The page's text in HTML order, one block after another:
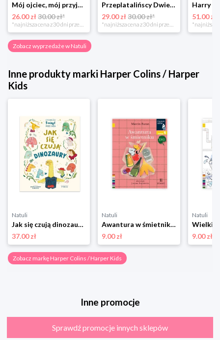
Mój ojciec, mój przyjaciel Element
26.00 zł30.00 zł*
*najniższa cena z 30 dni przed obniżką
Przeplatalińscy Dwie siostry
29.00 zł 30.00 zł*
*najniższa cena z 30 dni przed obniżką
51.00 zł
Zobacz wyprzedaże w Natuli
Inne produkty marki Harper Colins / Harper
Kids
Natuli
Jak się czują dinozaury. Opowieści 5 minut przed snem Harper colins / harper kids
37.00 zł
Natuli
Awantura w śmietniku. Czytam sobie Eko. Poziom 1 Harper colins / harper kids
9.00 zł
Natuli
9.00 zł
Zobacz markę Harper Colins / Harper Kids
Inne promocje
Sprawdź promocje innych sklepów